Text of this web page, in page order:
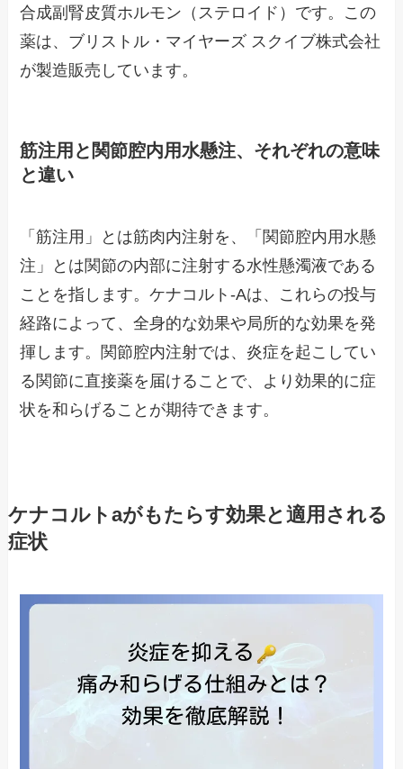
合成副腎皮質ホルモン（ステロイド）です。この
薬は、ブリストル・マイヤーズ スクイブ株式会社
が製造販売しています。
筋注用と関節腔内用水懸注、それぞれの意味
と違い
「筋注用」とは筋肉内注射を、「関節腔内用水懸
注」とは関節の内部に注射する水性懸濁液である
ことを指します。ケナコルト-Aは、これらの投与
経路によって、全身的な効果や局所的な効果を発
揮します。関節腔内注射では、炎症を起こしてい
る関節に直接薬を届けることで、より効果的に症
状を和らげることが期待できます。
ケナコルトaがもたらす効果と適用される
症状